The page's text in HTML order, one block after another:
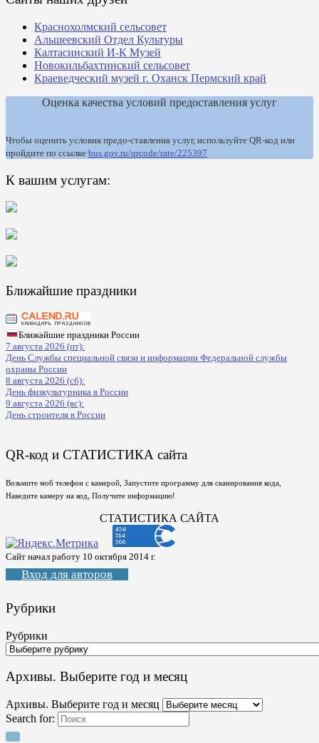
Краснохолмский сельсовет
Альшеевский Отдел Культуры
Калтасинский И-К Музей
Новокильбахтинский сельсовет
Краеведческий музей г. Оханск Пермский край
Оценка качества условий предоставления услуг
Чтобы оценить условия предо-ставления услуг, используйте QR-код или
пройдите по ссылке bus.gov.ru/qrcode/rate/225397
К вашим услугам:
Ближайшие праздники
Ближайшие праздники России
7 августа 2026 (пт):
День Службы специальной связи и информации Федеральной службы
охраны России
8 августа 2026 (сб):
День физкультурника в России
9 августа 2026 (вс):
День строителя в России
QR-код и СТАТИСТИКА сайта
Возьмите моб телефон с камерой, Запустите программу для сканирования кода,
Наведите камеру на код, Получите информацию!
СТАТИСТИКА САЙТА
Сайт начал работу 10 октября 2014 г.
Вход для авторов
Рубрики
Рубрики
Архивы. Выберите год и месяц
Архивы. Выберите год и месяц
Search for: